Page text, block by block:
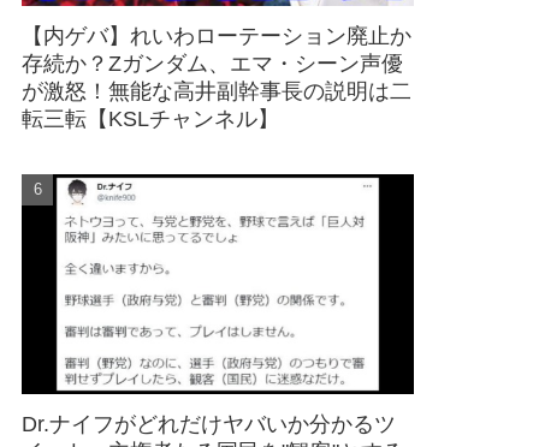
【内ゲバ】れいわローテーション廃止か
存続か？Zガンダム、エマ・シーン声優
が激怒！無能な高井副幹事長の説明は二
転三転【KSLチャンネル】
Dr.ナイフがどれだけヤバいか分かるツ